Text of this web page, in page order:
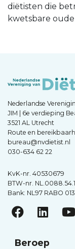
diëtisten die
kwetsbare
Nederlandse
JIM | 6e verdieping
3521 AL Utrecht
Route en
bureau@nvdietist.nl
030-634 62 22
KvK-nr. 40530679
BTW-nr.
Bank: NL97 RABO
Beroep